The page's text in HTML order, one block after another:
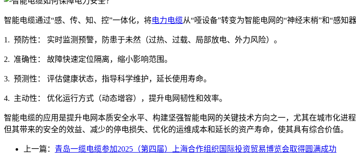
智能电缆通过“感、传、知、控”一体化，将电力电缆从“哑设备”转变为智能电网的“神经末梢”和“感知
1. 预防性： 实时监测预警，防患于未然（过热、过载、局部放电、外力风险）。
2. 准确性： 故障快速定位隔离，缩小影响范围。
3. 预测性： 评估健康状态，指导科学维护，延长使用寿命。
4. 主动性： 优化运行方式（动态增容），提升电网韧性和效率。
智能电缆的应用是提升电网本质安全水平、构建坚强智能电网的关键技术方向之一，尤其在城市化进
但其带来的安全的效益、减少的停电损失、优化的运维成本和延长的资产寿命，使其具有综合价值。
上一篇： 青岛一缆电缆参加2025（第四届）上海合作组织国际投资贸易博览会取得圆满成功